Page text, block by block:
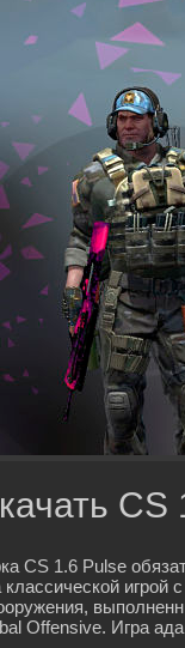
CS
CS 1.6 Pulse
игрой
Offensive. Игра